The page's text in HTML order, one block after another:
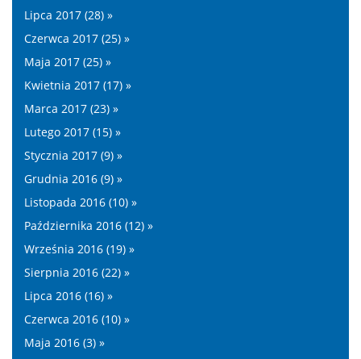
Lipca 2017 (28) »
Czerwca 2017 (25) »
Maja 2017 (25) »
Kwietnia 2017 (17) »
Marca 2017 (23) »
Lutego 2017 (15) »
Stycznia 2017 (9) »
Grudnia 2016 (9) »
Listopada 2016 (10) »
Października 2016 (12) »
Września 2016 (19) »
Sierpnia 2016 (22) »
Lipca 2016 (16) »
Czerwca 2016 (10) »
Maja 2016 (3) »